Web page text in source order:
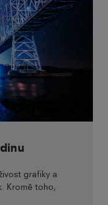
grafiky a
Kromě toho,